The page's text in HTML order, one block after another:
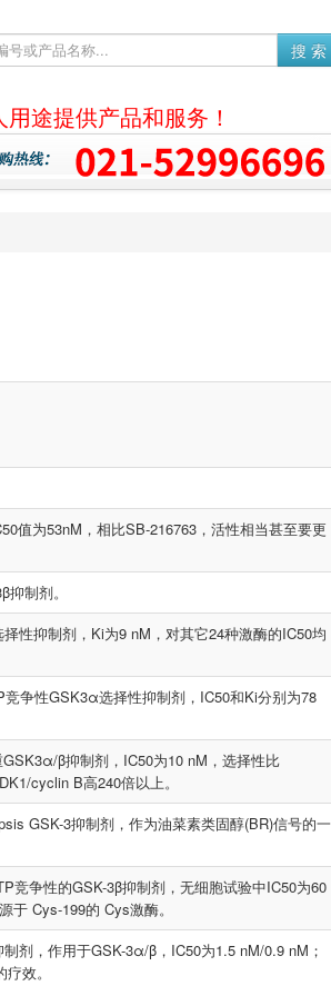
搜 索
途提供产品和服务！
值为53nM，相比SB-216763，活性相当甚至要更
制剂。
性抑制剂，Ki为9 nM，对其它24种激酶的IC50均
争性GSK3α选择性抑制剂，IC50和Ki分别为78
β抑制剂，IC50为10 nM，选择性比
cyclin B高240倍以上。
GSK-3抑制剂，作为油菜素类固醇(BR)信号的一
竞争性的GSK-3β抑制剂，无细胞试验中IC50为60
于 Cys-199的 Cys激酶。
剂，作用于GSK-3α/β，IC50为1.5 nM/0.9 nM；
效。